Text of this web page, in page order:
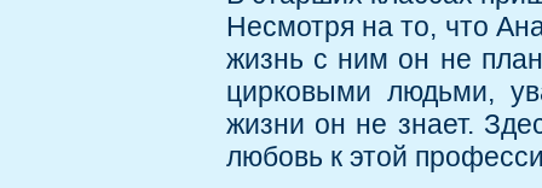
Несмотря на то, что
жизнь с ним он не
цирковыми людьми,
жизни он не знает.
любовь к этой